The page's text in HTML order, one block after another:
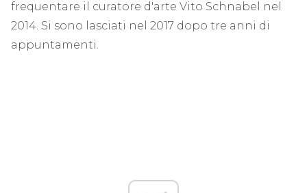
frequentare il curatore d'arte Vito Schnabel nel
2014. Si sono lasciati nel 2017 dopo tre anni di
appuntamenti.